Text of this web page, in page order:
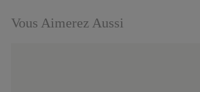
Vous Aimerez Aussi